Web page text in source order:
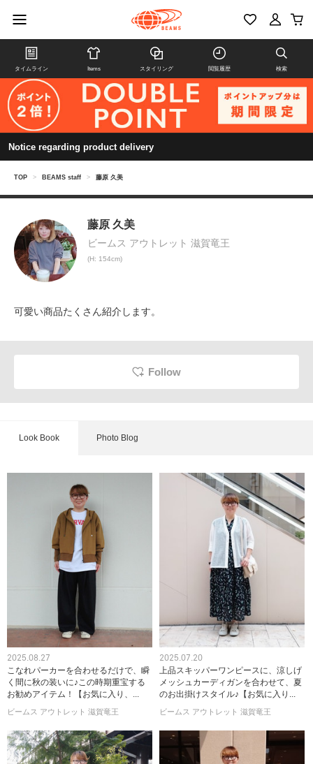
タイムライン Items スタイリング 閲覧履歴 検索
Notice regarding product delivery
TOP > BEAMS staff > 藤原 久美
藤原 久美
ビームス アウトレット 滋賀竜王
(H: 154cm)
可愛い商品たくさん紹介します。
Follow
Look Book Photo Blog
2025.08.27
こなれパーカーを合わせるだけで、瞬
く間に秋の装いに♪この時期重宝する
お勧めアイテム！【お気に入り、...
ビームス アウトレット 滋賀竜王
2025.07.20
上品スキッパーワンピースに、涼しげ
メッシュカーディガンを合わせて、夏
のお出掛けスタイル♪【お気に入り...
ビームス アウトレット 滋賀竜王